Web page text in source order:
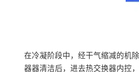
在冷凝阶段中，经干气缩减的机
器器清洁后，进去热交换器内控